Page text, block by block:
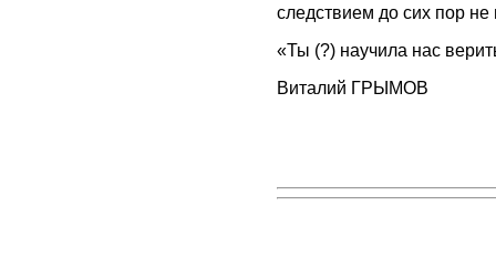
следствием до сих пор
«Ты (?) научила нас
Виталий ГРЫМОВ